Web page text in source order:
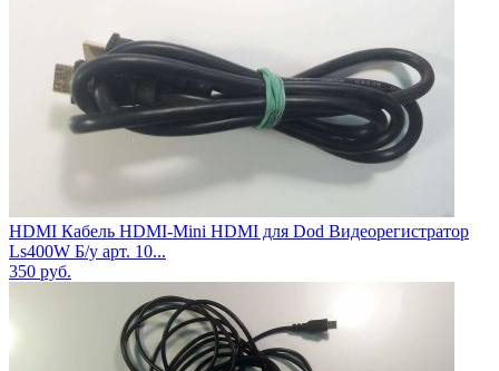
HDMI Кабель HDMI-Mini HDMI для Dod Видеорегистратор
Ls400W Б/у арт. 10...
350 руб.